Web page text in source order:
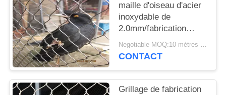
maille d'oiseau d'acier
inoxydable de
2.0mm/fabrication
maille de volière avec
le diamètre de fil de
Negotiable MOQ:10 mètres carrés
CONTACT
Grillage de fabrication